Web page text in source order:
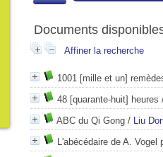
Documents
Affiner la recherche
1001 [mille et un]
48 [quarante-huit] heures
ABC du Qi Gong / Liu
L'abécédaire de A. Vogel